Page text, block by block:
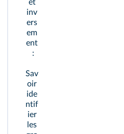
et
inv
ers
em
ent
:
Sav
oir
ide
ntif
ier
les